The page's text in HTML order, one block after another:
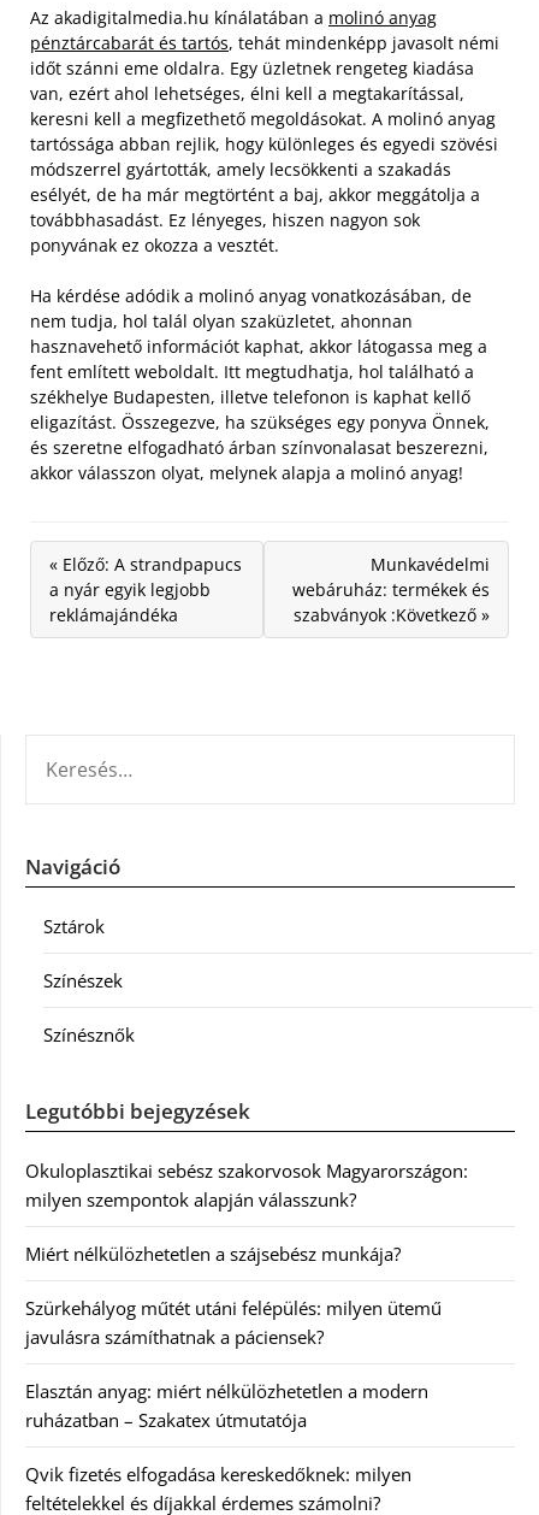
Az akadigitalmedia.hu kínálatában a molinó anyag
pénztárcabarát és tartós, tehát mindenképp javasolt némi
időt szánni eme oldalra. Egy üzletnek rengeteg kiadása
van, ezért ahol lehetséges, élni kell a megtakarítással,
keresni kell a megfizethető megoldásokat. A molinó anyag
tartóssága abban rejlik, hogy különleges és egyedi szövési
módszerrel gyártották, amely lecsökkenti a szakadás
esélyét, de ha már megtörtént a baj, akkor meggátolja a
továbbhasadást. Ez lényeges, hiszen nagyon sok
ponyvának ez okozza a vesztét.
Ha kérdése adódik a molinó anyag vonatkozásában, de
nem tudja, hol talál olyan szaküzletet, ahonnan
hasznavehető információt kaphat, akkor látogassa meg a
fent említett weboldalt. Itt megtudhatja, hol található a
székhelye Budapesten, illetve telefonon is kaphat kellő
eligazítást. Összegezve, ha szükséges egy ponyva Önnek,
és szeretne elfogadható árban színvonalasat beszerezni,
akkor válasszon olyat, melynek alapja a molinó anyag!
« Előző: A strandpapucs
a nyár egyik legjobb
reklámajándéka
Munkavédelmi
webáruház: termékek és
szabványok :Következő »
Navigáció
Sztárok
Színészek
Színésznők
Legutóbbi bejegyzések
Okuloplasztikai sebész szakorvosok Magyarországon:
milyen szempontok alapján válasszunk?
Miért nélkülözhetetlen a szájsebész munkája?
Szürkehályog műtét utáni felépülés: milyen ütemű
javulásra számíthatnak a páciensek?
Elasztán anyag: miért nélkülözhetetlen a modern
ruházatban – Szakatex útmutatója
Qvik fizetés elfogadása kereskedőknek: milyen
feltételekkel és díjakkal érdemes számolni?